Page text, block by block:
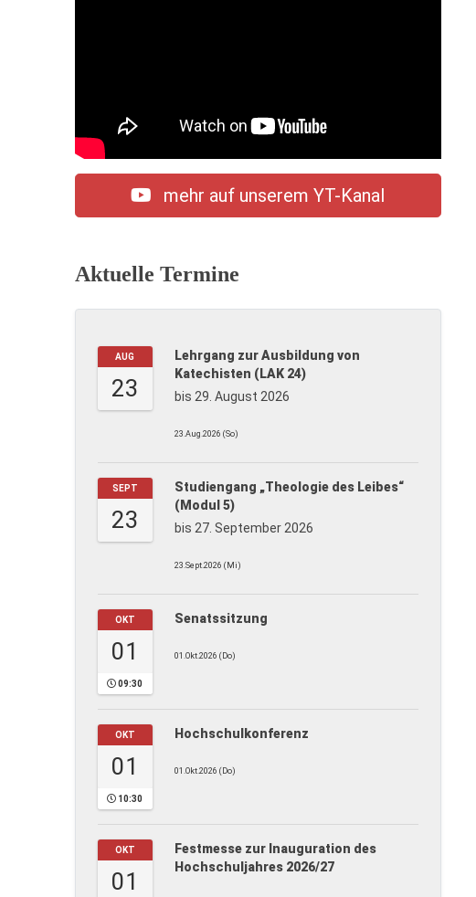
mehr auf unserem YT-Kanal
Aktuelle Termine
AUG
23
Lehrgang zur Ausbildung von
Katechisten (LAK 24)
bis 29. August 2026
23.Aug.2026 (So)
SEPT
23
Studiengang „Theologie des Leibes“
(Modul 5)
bis 27. September 2026
23.Sept.2026 (Mi)
OKT
01
09:30
Senatssitzung
01.Okt.2026 (Do)
OKT
01
10:30
Hochschulkonferenz
01.Okt.2026 (Do)
OKT
01
Festmesse zur Inauguration des
Hochschuljahres 2026/27